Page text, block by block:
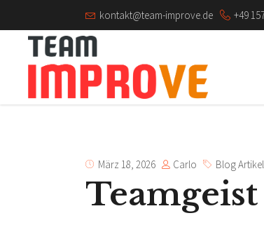
kontakt@team-improve.de +49
März 18, 2026 Carlo Blog